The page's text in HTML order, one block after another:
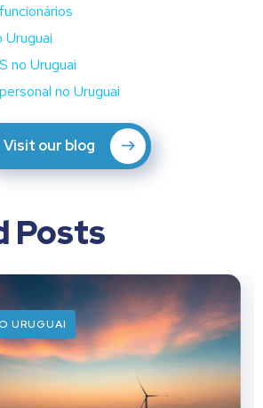
Uruguai
no Uruguai
no Uruguai
Visit our blog
Posts
URUGUAI